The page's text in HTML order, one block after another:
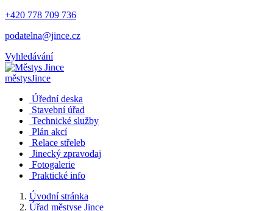
+420 778 709 736
podatelna@jince.cz
Vyhledávání
městysJince
Úřední deska
Stavební úřad
Technické služby
Plán akcí
Relace střeleb
Jinecký zpravodaj
Fotogalerie
Praktické info
Úvodní stránka
Úřad městyse Jince